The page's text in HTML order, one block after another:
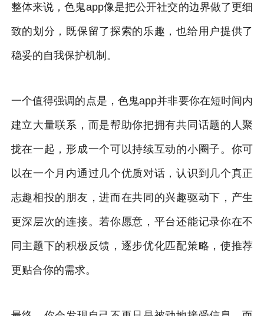
整体来说，色鬼app像是把公开社交的边界做了更细
致的划分，既保留了探索的乐趣，也给用户提供了
稳妥的自我保护机制。
一个值得强调的点是，色鬼app并非要你在短时间内
建立大量联系，而是帮助你把拥有共同话题的人聚
拢在一起，形成一个可以持续互动的小圈子。你可
以在一个月内通过几个优质对话，认识到几个真正
志趣相投的朋友，进而在共同的兴趣驱动下，产生
更深层次的连接。若你愿意，平台还能记录你在不
同主题下的积极反馈，逐步优化匹配策略，使推荐
更贴合你的需求。